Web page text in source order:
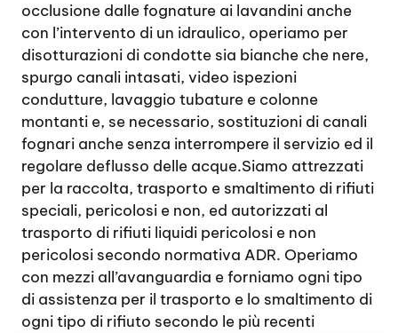
occlusione dalle fognature ai lavandini anche
con l’intervento di un idraulico, operiamo per
disotturazioni di condotte sia bianche che nere,
spurgo canali intasati, video ispezioni
condutture, lavaggio tubature e colonne
montanti e, se necessario, sostituzioni di canali
fognari anche senza interrompere il servizio ed il
regolare deflusso delle acque.Siamo attrezzati
per la raccolta, trasporto e smaltimento di rifiuti
speciali, pericolosi e non, ed autorizzati al
trasporto di rifiuti liquidi pericolosi e non
pericolosi secondo normativa ADR. Operiamo
con mezzi all’avanguardia e forniamo ogni tipo
di assistenza per il trasporto e lo smaltimento di
ogni tipo di rifiuto secondo le più recenti